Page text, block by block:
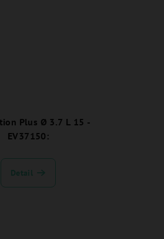
Plus Ø 3.7 L 15 -
EV37150:
Detail